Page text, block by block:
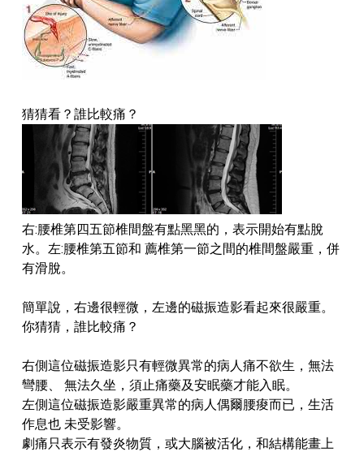
猜猜看？誰比較痛？
右:腰椎第四五節椎間盤有點黑黑的，表示開始有點脫
水。左:腰椎第五節和 薦椎第一節之間的椎間盤嚴重，併
有滑脫。
簡單說，右邊很輕微，左邊的磁振造影看起來很嚴重。
你猜猜，誰比較痛？
右側這位磁振造影只有輕微異常的病人痛不欲生，無法
彎腰、 無法久坐，須止痛藥及安眠藥才能入眠。
左側這位磁振造影嚴重異常的病人偶爾腰痠而已，生活
作息也 未受影響。
劇痛只表示有發炎物質，或大腦被活化，和結構能畫上